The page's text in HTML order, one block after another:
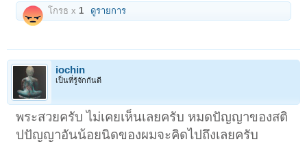
โกรธ x1 ดูรายการ
iochin
เป็นที่รู้จักกันดี
พระสวยครับ ไม่เคยเห็นเลยครับ หมดปัญญาของสติ
ปปัญญาอันน้อยนิดของผมจะคิดไปถึงเลยครับ